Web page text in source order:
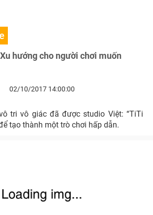
Xu hướng cho người chơi muốn
02/10/2017 14:00:00
tri vô giác đã được studio Việt: “TiTi
tạo thành một trò chơi hấp dẫn.